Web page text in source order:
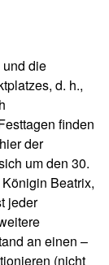
die
d. h.,
finden
der
um den 30.
Beatrix,
jeder
an einen –
(nicht